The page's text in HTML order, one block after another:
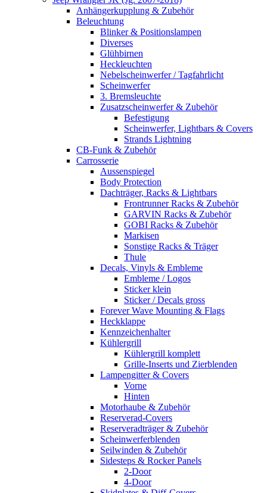
Anhängerkupplung & Zubehör
Beleuchtung
Blinker & Positionslampen
Diverses
Glühbirnen
Heckleuchten
Nebelscheinwerfer / Tagfahrlicht
Scheinwerfer
3. Bremsleuchte
Zusatzscheinwerfer & Zubehör
Befestigung
Scheinwerfer, Lightbars & Covers
Strands Lightning
CB-Funk & Zubehör
Carrosserie
Aussenspiegel
Body Protection
Dachträger, Racks & Lightbars
Frontrunner Racks & Zubehör
GARVIN Racks & Zubehör
GOBI Racks & Zubehör
Markisen
Sonstige Racks & Träger
Thule
Decals, Vinyls & Embleme
Embleme / Logos
Sticker klein
Sticker / Decals gross
Forever Wave Mounting & Flags
Heckklappe
Kennzeichenhalter
Kühlergrill
Kühlergrill komplett
Grille-Inserts und Zierblenden
Lampengitter & Covers
Vorne
Hinten
Motorhaube & Zubehör
Reserverad-Covers
Reserveradträger & Zubehör
Scheinwerferblenden
Seilwinden & Zubehör
Sidesteps & Rocker Panels
2-Door
4-Door